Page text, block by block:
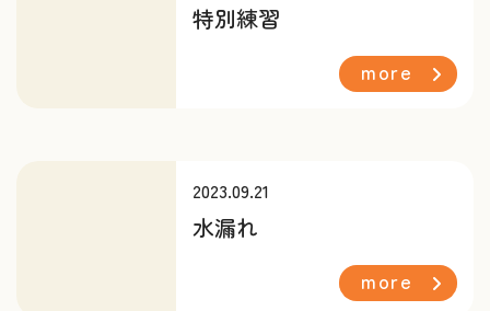
特別練習
more
2023.09.21
水漏れ
more